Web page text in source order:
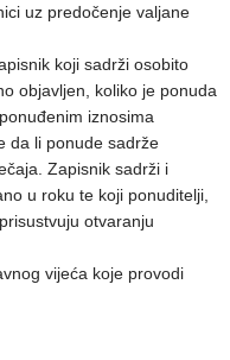
uz predočenje valjane
koji sadrži osobito
objavljen, koliko je ponuda
iznosima
da li ponude sadrže
Zapisnik sadrži i
u roku te koji ponuditelji,
otvaranju
vijeća koje provodi